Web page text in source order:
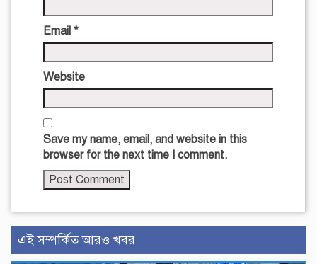
Email *
Website
Save my name, email, and website in this
browser for the next time I comment.
এই সম্পর্কিত আরও খবর